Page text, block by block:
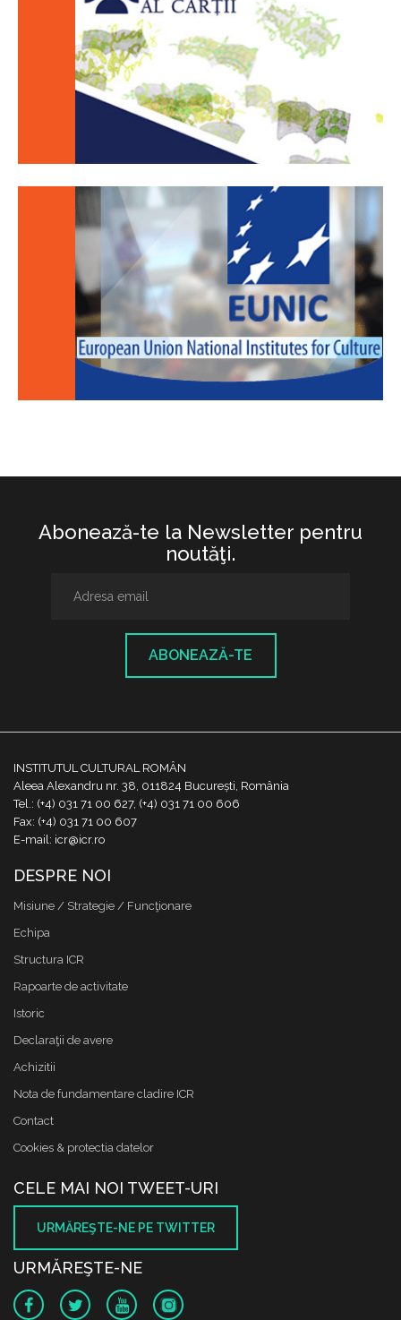
Abonează-te la Newsletter pentru
noutăţi.
ABONEAZĂ-TE
INSTITUTUL CULTURAL ROMÂN
Aleea Alexandru nr. 38, 011824 București, România
Tel.: (+4) 031 71 00 627, (+4) 031 71 00 606
Fax: (+4) 031 71 00 607
E-mail: icr@icr.ro
DESPRE NOI
Misiune / Strategie / Funcţionare
Echipa
Structura ICR
Rapoarte de activitate
Istoric
Declaraţii de avere
Achizitii
Nota de fundamentare cladire ICR
Contact
Cookies & protectia datelor
CELE MAI NOI TWEET-URI
URMĂREŞTE-NE PE TWITTER
URMĂREŞTE-NE